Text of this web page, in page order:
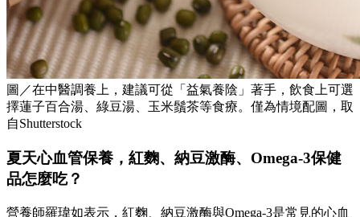
圖／在中醫調養上，建議可從「益氣養陰」著手，飲食上可選
擇蓮子百合湯、綠豆湯、玉米鬚茶等食療。僅為情境配圖，取
自Shutterstock
夏天心血管保養，紅麴、納豆激酶、Omega-3保健
品怎麼吃？
營養師羅瑋如表示，紅麴、納豆激酶與Omega-3是常見的心血